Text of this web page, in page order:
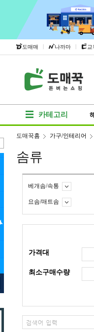
도매매 | 나까마 | 교
카테고리
도매꾹홈 가구/인테리어
솜류
베개솜/속통
요솜/매트솜
가격대
최소구매수량